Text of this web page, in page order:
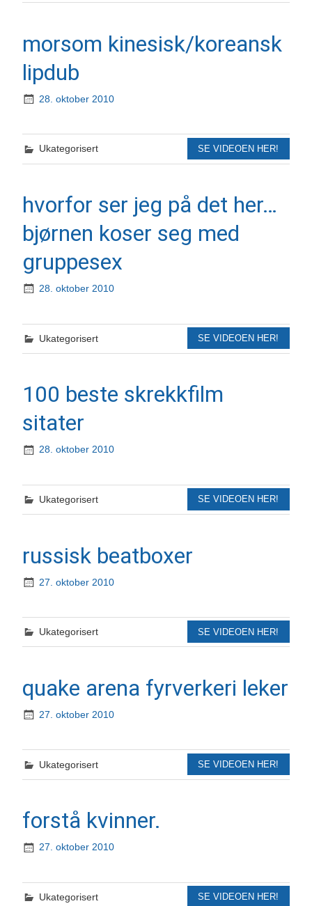
morsom kinesisk/koreansk
lipdub
28. oktober 2010
Ukategorisert SE VIDEOEN HER!
hvorfor ser jeg på det her…
bjørnen koser seg med
gruppesex
28. oktober 2010
Ukategorisert SE VIDEOEN HER!
100 beste skrekkfilm
sitater
28. oktober 2010
Ukategorisert SE VIDEOEN HER!
russisk beatboxer
27. oktober 2010
Ukategorisert SE VIDEOEN HER!
quake arena fyrverkeri leker
27. oktober 2010
Ukategorisert SE VIDEOEN HER!
forstå kvinner.
27. oktober 2010
Ukategorisert SE VIDEOEN HER!